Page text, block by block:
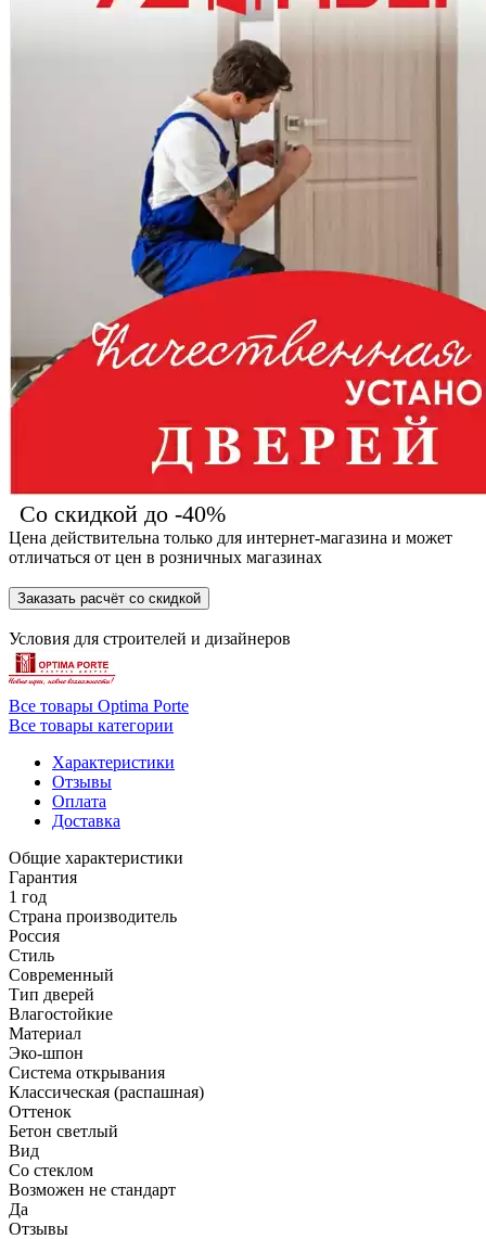
Со скидкой до -40%
Цена действительна только для интернет-магазина и может
отличаться от цен в розничных магазинах
Заказать расчёт со скидкой
Условия для строителей и дизайнеров
Все товары Optima Porte
Все товары категории
Характеристики
Отзывы
Оплата
Доставка
Общие характеристики
Гарантия
1 год
Страна производитель
Россия
Стиль
Современный
Тип дверей
Влагостойкие
Материал
Эко-шпон
Система открывания
Классическая (распашная)
Оттенок
Бетон светлый
Вид
Со стеклом
Возможен не стандарт
Да
Отзывы